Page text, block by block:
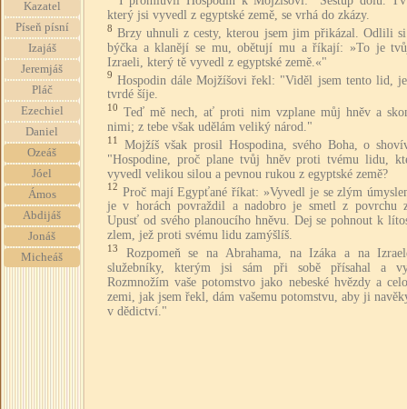
Kazatel
Píseň písní
Izajáš
Jeremjáš
Pláč
Ezechiel
Daniel
Ozeáš
Jóel
Ámos
Abdijáš
Jonáš
Micheáš
který jsi vyvedl z egyptské země, se vrhá do zkázy.
8 Brzy uhnuli z cesty, kterou jsem jim přikázal. Odlili si
býčka a klanějí se mu, obětují mu a říkají: »To je
Izraeli, který tě vyvedl z egyptské země.«"
9 Hospodin dále Mojžíšovi řekl: "Viděl jsem tento lid,
tvrdé šíje.
10 Teď mě nech, ať proti nim vzplane můj hněv a
nimi; z tebe však udělám veliký národ."
11
Mojžíš však prosil Hospodina, svého Boha, o
"Hospodine, proč plane tvůj hněv proti tvému lidu,
vyvedl velikou silou a pevnou rukou z egyptské země?
12 Proč mají Egypťané říkat: »Vyvedl je se zlým
je v horách povraždil a nadobro je smetl z povrchu
Upusť od svého planoucího hněvu. Dej se pohnout k
zlem, jež proti svému lidu zamýšlíš.
13
Rozpomeň se na Abrahama, na Izáka a na
služebníky, kterým jsi sám při sobě přísahal a
Rozmnožím vaše potomstvo jako nebeské hvězdy a
zemi, jak jsem řekl, dám vašemu potomstvu, aby ji
v dědictví."